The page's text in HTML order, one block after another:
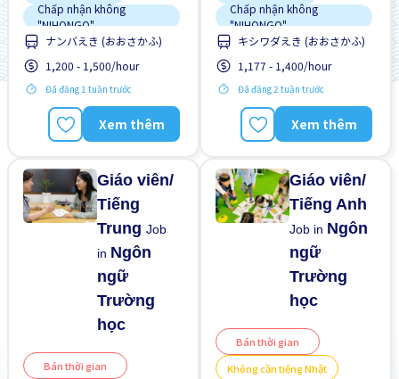
Chấp nhận không
"NIHONGO"
Chuyển đổi WKND
Cơ hội nhận việc làm toàn
thời gian
Cơ hội thăng tiến
Gần ga tàu
Giao dịch đã thanh toán
cho người ngoại quốc
ナンバえき (おおさかふ)
1,200 - 1,500/hour
Đã đăng 1 tuần trước
Xem thêm
Chấp nhận không
"NIHONGO"
Chuyển đổi WKND
Cơ hội thăng tiến
Gần ga tàu
Giao dịch đã thanh toán
Hướng dẫn đào tạo dành
Không cần kinh nghiệm
キシワダえき (おおさかふ)
1,177 - 1,400/hour
Đã đăng 2 tuần trước
Xem thêm
Giáo viên/
Tiếng
TrungJob
in Ngôn
ngữ
Trường
học
Bán thời gian
Giáo viên/
Tiếng Anh
Job in Ngôn
ngữ
Trường
học
Bán thời gian
Không cần tiếng Nhật